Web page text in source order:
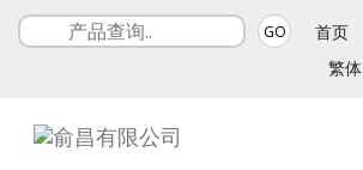
GO
首页
繁体